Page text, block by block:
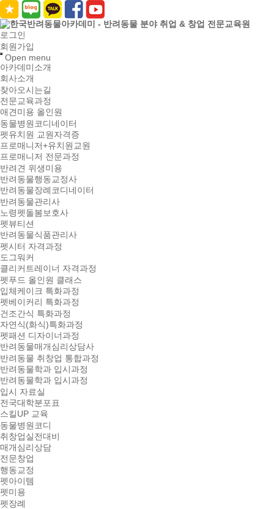
로그인
회원가입
Open menu
아카데미소개
회사소개
찾아오시는길
전문교육과정
애견미용 올인원
동물병원코디네이터
펫유치원 교원자격증
프로매니저+유치원교원
프로매니저 전문과정
반려견 위생미용
반려동물행동교정사
반려동물장례코디네이터
반려동물관리사
노령펫돌봄보호사
펫뷰티션
반려동물식품관리사
펫시터 자격과정
도그워커
클리커트레이너 자격과정
펫푸드 올인원 클래스
입체케이크 특화과정
펫베이커리 특화과정
건조간식 특화과정
자연식(화식)특화과정
펫패션 디자이너과정
반려동물매개심리상담사
반려동물 취창업 통합과정
반려동물학과 입시과정
반려동물학과 입시과정
입시 자료실
전국대학분포표
스킬UP 교육
동물병원코디
취창업실전대비
매개심리상담
전문창업
행동교정
펫아이템
펫미용
펫장례